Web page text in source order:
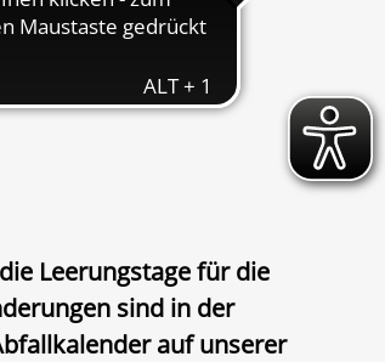
Leerungstage für die
sind in der
auf unserer